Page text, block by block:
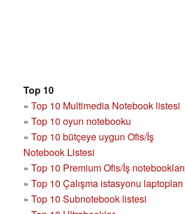
Top 10
» Top 10 Multimedia Notebook listesi
» Top 10 oyun notebooku
» Top 10 bütçeye uygun Ofis/İş
Notebook Listesi
» Top 10 Premium Ofis/İş notebookları
» Top 10 Çalışma istasyonu laptopları
» Top 10 Subnotebook listesi